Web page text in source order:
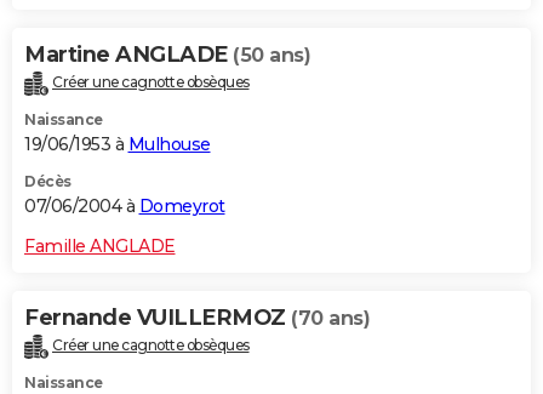
Martine ANGLADE (50 ans)
Créer une cagnotte obsèques
Naissance
19/06/1953 à Mulhouse
Décès
07/06/2004 à Domeyrot
Famille ANGLADE
Fernande VUILLERMOZ (70 ans)
Créer une cagnotte obsèques
Naissance